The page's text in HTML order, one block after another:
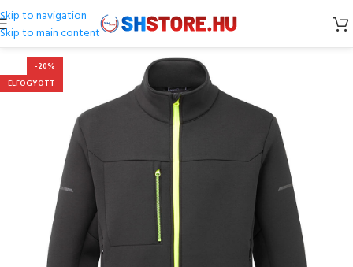
Skip to navigation
Skip to main content
-20%
ELFOGYOTT